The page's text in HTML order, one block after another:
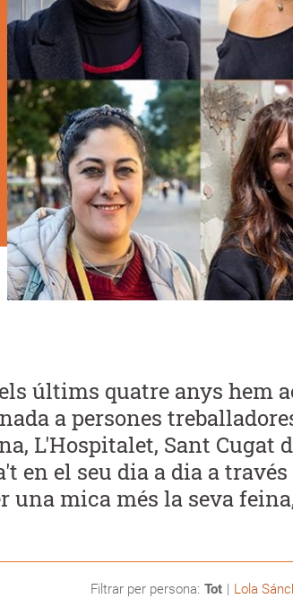
últims quatre anys hem
a persones
L'Hospitalet, Sant Cugat
en el seu dia a dia a
una mica més la seva
Filtrar per persona: Tot Lola